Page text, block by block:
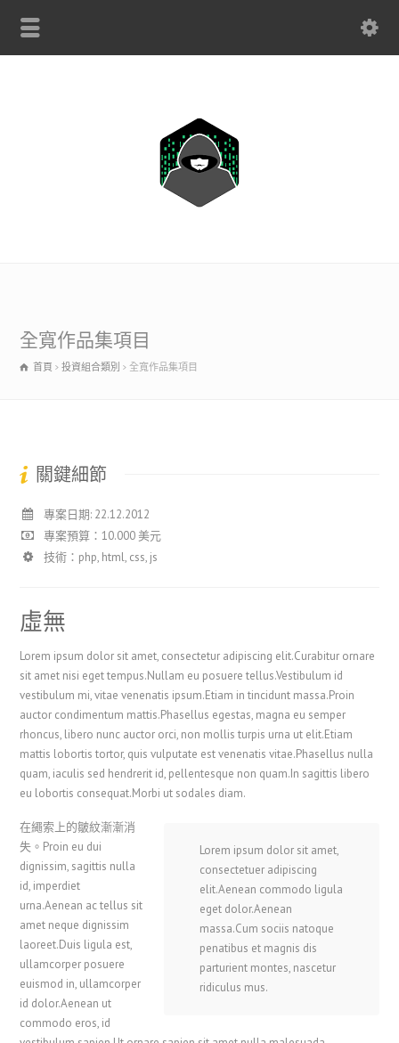
全寬作品集項目
首頁 投資組合類別 全寬作品集項目
關鍵細節
專案日期: 22.12.2012
專案預算：10.000 美元
技術：php, html, css, js
虛無
Lorem ipsum dolor sit amet, consectetur adipiscing elit.Curabitur ornare
sit amet nisi eget tempus.Nullam eu posuere tellus.Vestibulum id
vestibulum mi, vitae venenatis ipsum.Etiam in tincidunt massa.Proin
auctor condimentum mattis.Phasellus egestas, magna eu semper
rhoncus, libero nunc auctor orci, non mollis turpis urna ut elit.Etiam
mattis lobortis tortor, quis vulputate est venenatis vitae.Phasellus nulla
quam, iaculis sed hendrerit id, pellentesque non quam.In sagittis libero
eu lobortis consequat.Morbi ut sodales diam.
Lorem ipsum dolor sit amet,
consectetuer adipiscing
elit.Aenean commodo ligula
eget dolor.Aenean
massa.Cum sociis natoque
penatibus et magnis dis
parturient montes, nascetur
ridiculus mus.
在繩索上的皺紋漸漸消
失。Proin eu dui
dignissim, sagittis nulla
id, imperdiet
urna.Aenean ac tellus sit
amet neque dignissim
laoreet.Duis ligula est,
ullamcorper posuere
euismod in, ullamcorper
id dolor.Aenean ut
commodo eros, id